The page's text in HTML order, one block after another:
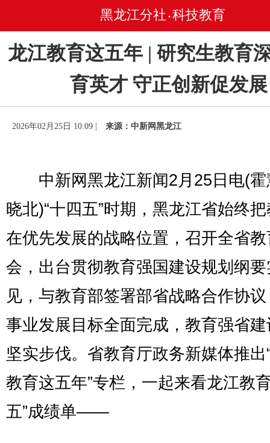
黑龙江分社 • 科技教育
龙江教育这五年 | 研究生教育
育英才 守正创新促发展
2026年02月25日 10:09 | 来源：中新网黑龙江
中新网黑龙江新闻2月25日电(霍
晓北)“十四五”时期，黑龙江省始终
在优先发展的战略位置，召开全省
会，出台贯彻教育强国建设规划纲
见，与教育部签署部省战略合作协
事业发展目标全面完成，教育强省
坚实步伐。省教育厅政务新媒体推出
教育这五年”专栏，一起来看龙江教
五”成绩单——